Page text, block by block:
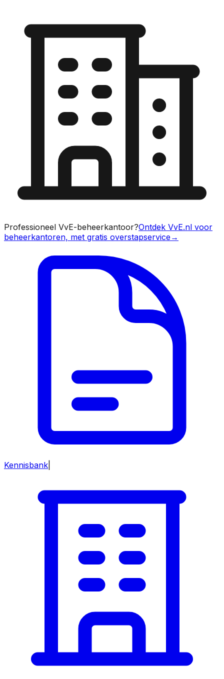
Professioneel VvE-beheerkantoor?Ontdek VvE.nl voor
beheerkantoren, met gratis overstapservice→
Kennisbank